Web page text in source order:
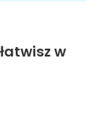
w